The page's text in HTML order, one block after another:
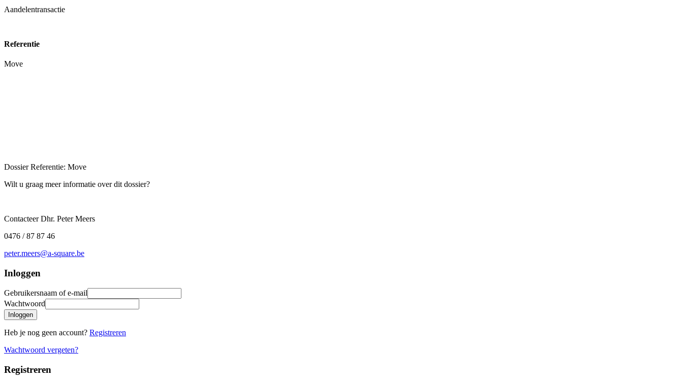
Aandelentransactie
Referentie
Move
Dossier Referentie: Move
Wilt u graag meer informatie over dit dossier?
Contacteer Dhr. Peter Meers
0476 / 87 87 46
peter.meers@a-square.be
Inloggen
Gebruikersnaam of e-mail
Wachtwoord
Inloggen
Heb je nog geen account? Registreren
Wachtwoord vergeten?
Registreren